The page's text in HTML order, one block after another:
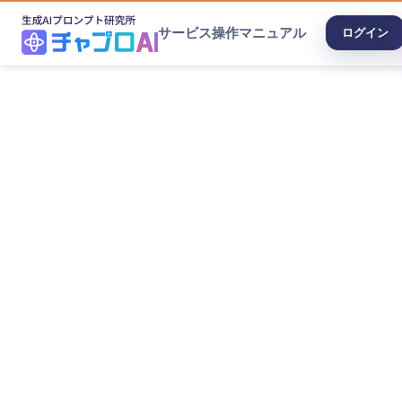
サービス操作マニュアル ログイン